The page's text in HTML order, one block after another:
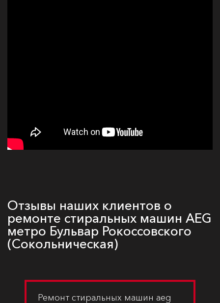
Отзывы наших клиентов о
ремонте стиральных машин AEG
метро Бульвар Рокоссовского
(Сокольническая)
Ремонт стиральных машин aeg